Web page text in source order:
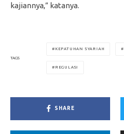
kajiannya,” katanya.
TAGS
KEPATUHAN SYARIAH
REGULASI
SHARE